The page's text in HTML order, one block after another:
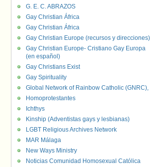
G. E. C. ABRAZOS
Gay Christian África
Gay Christian África
Gay Christian Europe (recursos y direcciones)
Gay Christian Europe- Cristiano Gay Europa
(en español)
Gay Christians Exist
Gay Spirituality
Global Network of Rainbow Catholic (GNRC),
Homoprotestantes
Ichthys
Kinship (Adventistas gays y lesbianas)
LGBT Religious Archives Network
MAR Málaga
New Ways Ministry
Noticias Comunidad Homosexual Católica